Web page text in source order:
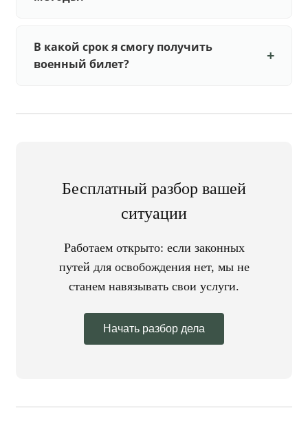
В какой срок я смогу получить
военный билет?
Бесплатный разбор вашей
ситуации
Работаем открыто: если законных
путей для освобождения нет, мы не
станем навязывать свои услуги.
Начать разбор дела